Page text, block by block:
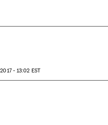
- 13:02 EST
Sociales